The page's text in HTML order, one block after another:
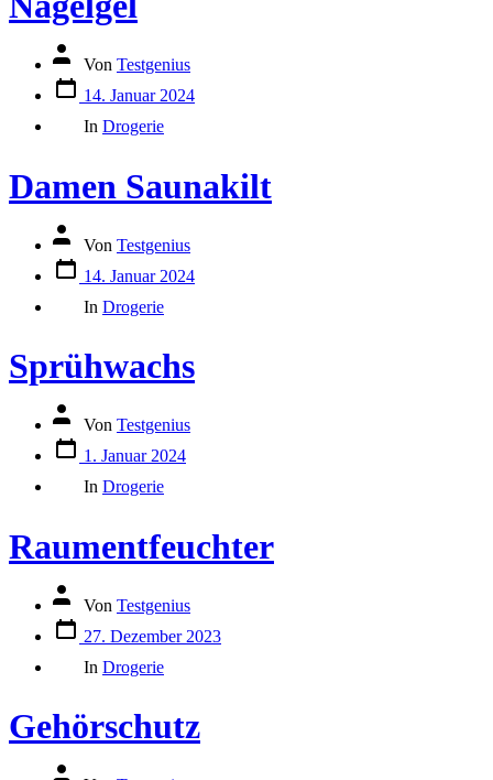
Autor
Beitrags
Von Testgenius
Datum
des
Beitrags
14. Januar 2024
In Drogerie
Damen Saunakilt
Autor
Beitrags
Von Testgenius
Datum
des
Beitrags
14. Januar 2024
In Drogerie
Sprühwachs
Autor
Beitrags
Von Testgenius
Datum
des
Beitrags
1. Januar 2024
In Drogerie
Raumentfeuchter
Autor
Beitrags
Von Testgenius
Datum
des
Beitrags
27. Dezember 2023
In Drogerie
Gehörschutz
Autor